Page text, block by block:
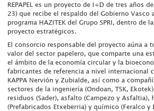
REPAPEL es un proyecto de I+D de tres años
23) que recibe el respaldo del Gobierno Vasco
programa HAZITEK del Grupo SPRI, dentro de
proyecto estratégicos.
El consorcio responsable del proyecto aúna a
valor del sector papelero, que comparte una
el ámbito de la economía circular y la
fabricantes de referencia a nivel internacional
KAPPA Nervión y Zubialde, así como a
sectores de la ingeniería (Ondoan, TSK,
residuos (Sader), asfalto (Campezo y Asfaltia),
(Prefabricados Etxeberria) y químico (Feralco y